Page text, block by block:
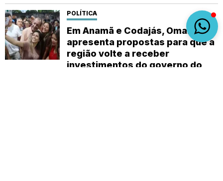
POLÍTICA
Em Anamã e Codajás, Omar
apresenta propostas para que a
região volte a receber
investimentos do governo do